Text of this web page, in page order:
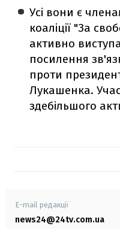
Усі вони є
коаліції "За
активно
посилення
проти
Лукашенка.
здебільшого
E-mail редакції
news24@24tv.com.ua